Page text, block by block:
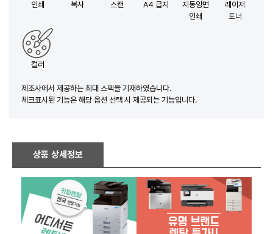
인쇄 복사 스캔 A4 급지
지동양면
인쇄
레이저
토너
컬러
제조사에서 제공하는 최대 스펙을 기재하였습니다.
체크표시된 기능은 해당 옵션 선택 시 제공되는 기능입니다.
상품 상세정보